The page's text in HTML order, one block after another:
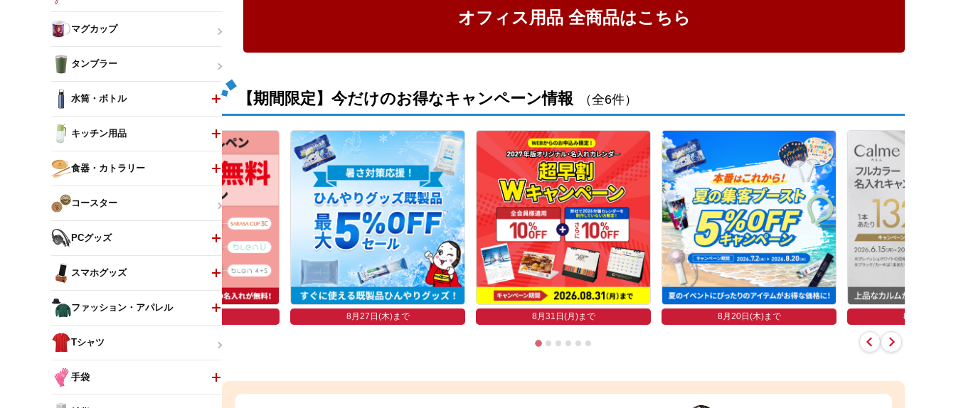
オフィス用品 全商品はこちら
【期間限定】今だけのお得なキャンペーン情報 （全6件）
8月27日(木)まで 8月31日(月)まで 8月20日(木)まで 8月26日(水)
マグカップ
タンブラー
水筒・ボトル
キッチン用品
食器・カトラリー
コースター
PCグッズ
スマホグッズ
ファッション・アパレル
Tシャツ
手袋